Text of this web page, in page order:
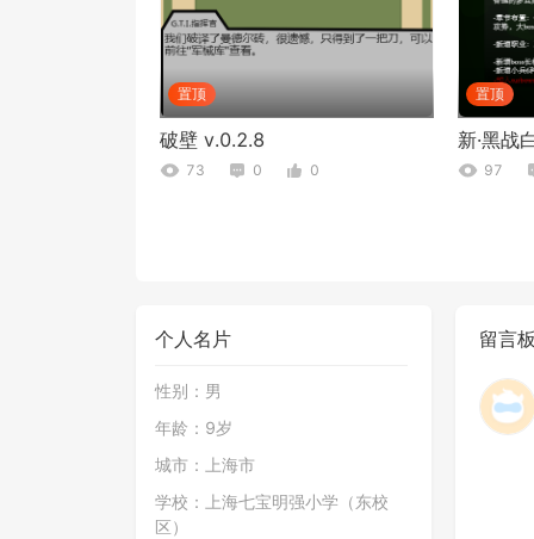
置顶
破壁 v.0.2.8
73 0 0
置顶
新·黑战
97
置顶
228
置顶
个人名片
性别： 男
年龄： 9岁
城市：
上海市
学校：
上海七宝明强小学（东校
区）
留言